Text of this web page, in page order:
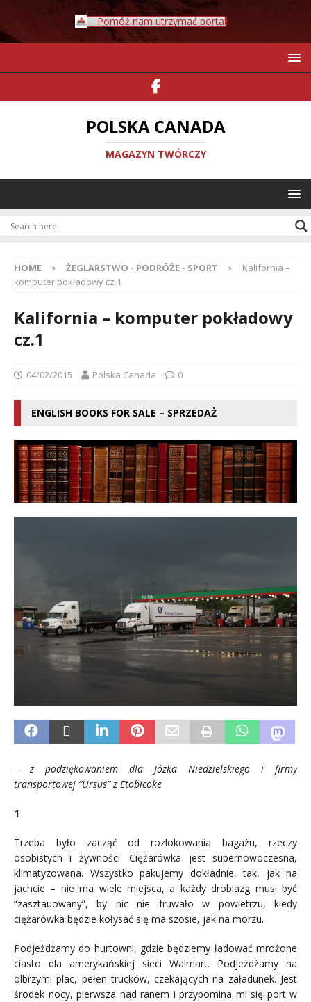
Pomóż nam utrzymać portal
POLSKA CANADA
MAGAZYN TWÓRCZY
HOME ŻEGLARSTWO - PODRÓŻE - SPORT
Kalifornia –
komputer pokładowy cz.1
Kalifornia – komputer pokładowy
cz.1
04/02/2015 Polska Canada 0
ENGLISH BOOKS FOR SALE – SPRZEDAŻ
– z podziękowaniem dla Józka Niedzielskiego i firmy
transportowej “Ursus” z Etobicoke
1
Trzeba było zacząć od rozlokowania bagażu, rzeczy
osobistych i żywności. Ciężarówka jest supernowoczesna,
klimatyzowana. Wszystko pakujemy dokładnie, tak, jak na
jachcie – nie ma wiele miejsca, a każdy drobiazg musi być
“zasztauowany”, by nic nie fruwało w powietrzu, kiedy
ciężarówka będzie kołysać się ma szosie, jak na morzu.
Podjeżdżamy do hurtowni, gdzie będziemy ładować mrożone
ciasto dla amerykańskiej sieci Walmart. Podjeżdżamy na
olbrzymi plac, pełen trucków, czekających na załadunek. Jest
środek nocy, pierwsza nad ranem i przypomina mi się port w